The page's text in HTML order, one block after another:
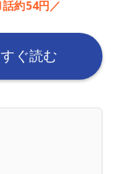
約54円／
ぐ読む